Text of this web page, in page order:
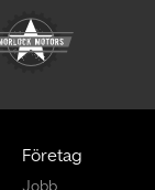
Företag
Jobb